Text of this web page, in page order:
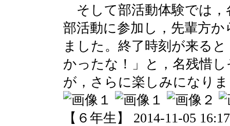
そして部活動体験では，
部活動に参加し，先輩方
ました。終了時刻が来る
かったな！」と，名残惜
が，さらに楽しみになり
【６年生】 2014-11-05